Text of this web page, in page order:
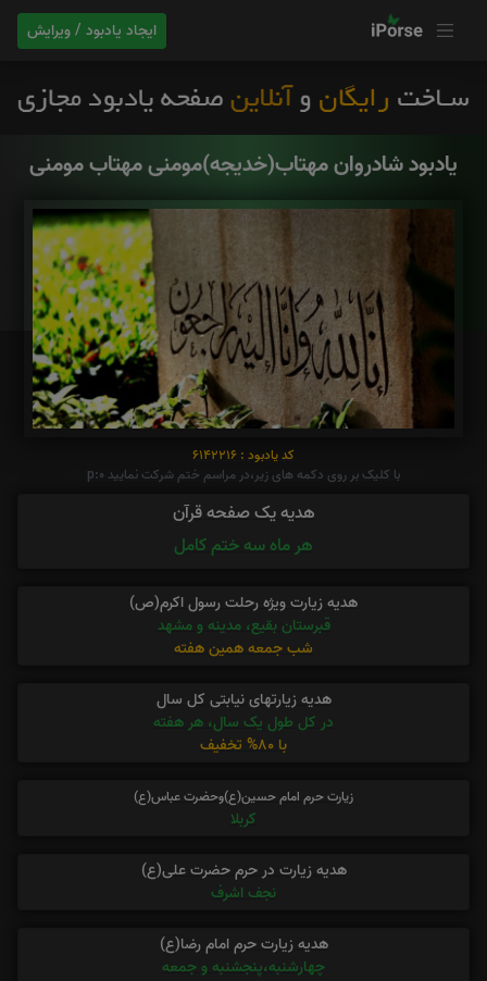
ایجاد یادبود / ویرایش
یادبود شادروان مهتاب(خدیجه)مومنی مهتاب مومنی
کد یادبود : 6142216
با کلیک بر روی دکمه های زیر،در مراسم ختم شرکت نمایید p:0
هدیه یک صفحه قرآن
هر ماه سه ختم کامل
هدیه زیارت ویژه رحلت رسول اکرم(ص)
قبرستان بقیع، مدینه و مشهد
شب جمعه همین هفته
هدیه زیارتهای نیابتی کل سال
در کل طول یک سال، هر هفته
با 80% تخفیف
زیارت حرم امام حسین(ع)وحضرت عباس(ع)
کربلا
هدیه زیارت در حرم حضرت علی(ع)
نجف اشرف
هدیه زیارت حرم امام رضا(ع)
چهارشنبه،پنجشنبه و جمعه